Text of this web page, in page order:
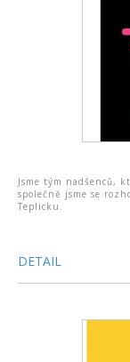
Jsme tým nadšenců,
společně jsme se
Teplicku.
DETAIL